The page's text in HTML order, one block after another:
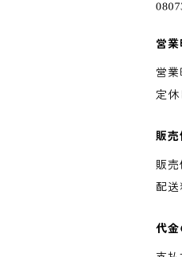
営
営
定休
販売
販売
配送
代金